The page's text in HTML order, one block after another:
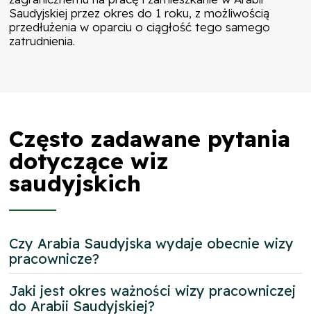
Saudyjskiej przez okres do 1 roku, z możliwością
przedłużenia w oparciu o ciągłość tego samego
zatrudnienia.
Często zadawane pytania
dotyczące wiz
saudyjskich
Czy Arabia Saudyjska wydaje obecnie wizy
pracownicze?
Jaki jest okres ważności wizy pracowniczej
do Arabii Saudyjskiej?